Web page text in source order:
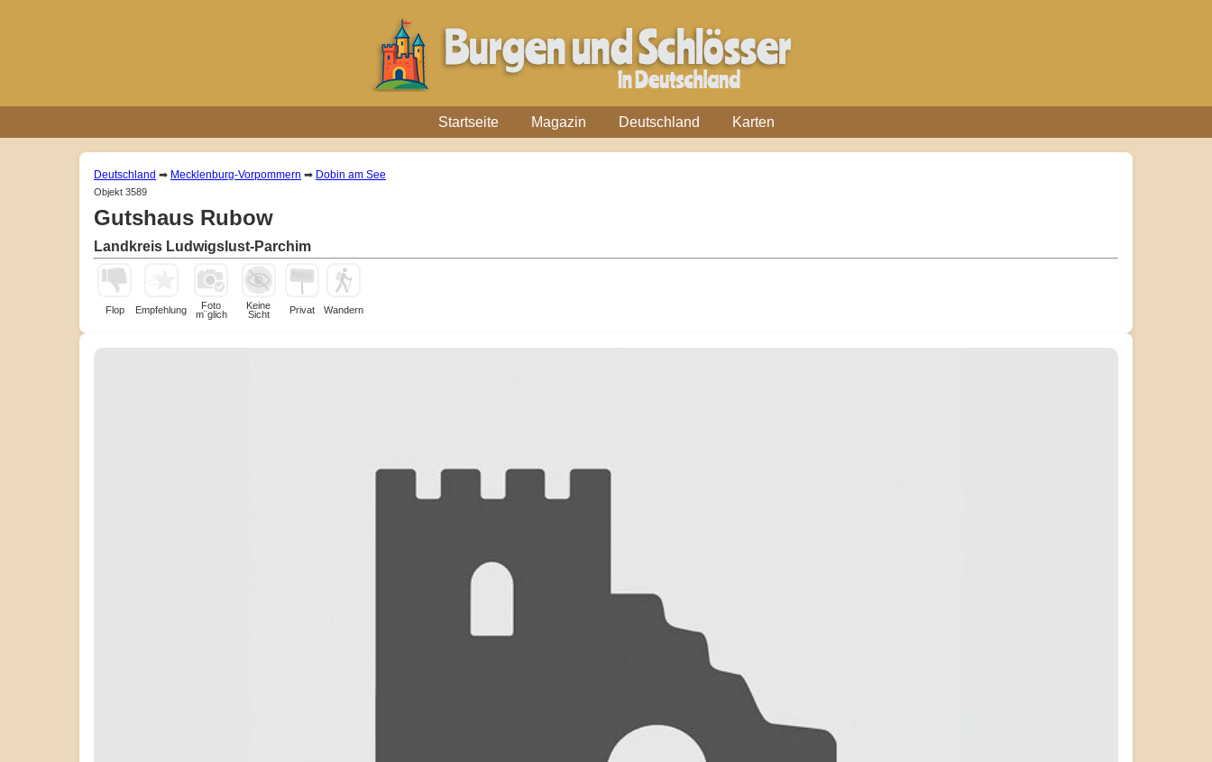
Startseite Magazin Deutschland Karten
Deutschland ➡ Mecklenburg-Vorpommern ➡ Dobin am See
Objekt 3589
Gutshaus Rubow
Landkreis Ludwigslust-Parchim
Flop Empfehlung
Foto
m¨glich
Keine
Sicht
Privat Wandern